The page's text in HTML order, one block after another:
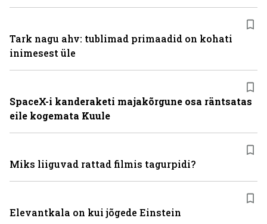
Tark nagu ahv: tublimad primaadid on kohati
inimesest üle
SpaceX-i kanderaketi majakõrgune osa räntsatas
eile kogemata Kuule
Miks liiguvad rattad filmis tagurpidi?
Elevantkala on kui jõgede Einstein